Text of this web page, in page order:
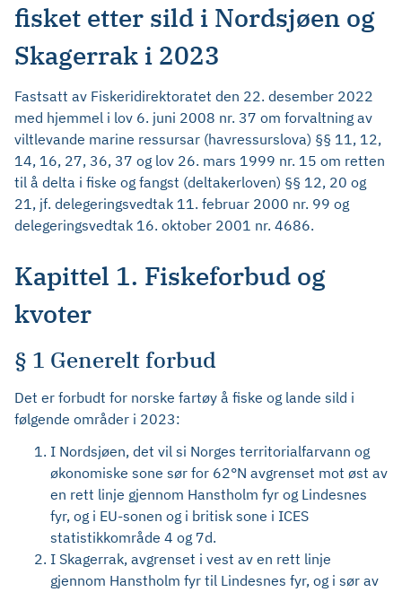
fisket etter sild i Nordsjøen og
Skagerrak i 2023
Fastsatt av Fiskeridirektoratet den 22. desember 2022
med hjemmel i lov 6. juni 2008 nr. 37 om forvaltning av
viltlevande marine ressursar (havressurslova) §§ 11, 12,
14, 16, 27, 36, 37 og lov 26. mars 1999 nr. 15 om retten
til å delta i fiske og fangst (deltakerloven) §§ 12, 20 og
21, jf. delegeringsvedtak 11. februar 2000 nr. 99 og
delegeringsvedtak 16. oktober 2001 nr. 4686.
Kapittel 1. Fiskeforbud og
kvoter
§ 1 Generelt forbud
Det er forbudt for norske fartøy å fiske og lande sild i
følgende områder i 2023:
I Nordsjøen, det vil si Norges territorialfarvann og
økonomiske sone sør for 62°N avgrenset mot øst av
en rett linje gjennom Hanstholm fyr og Lindesnes
fyr, og i EU-sonen og i britisk sone i ICES
statistikkområde 4 og 7d.
I Skagerrak, avgrenset i vest av en rett linje
gjennom Hanstholm fyr til Lindesnes fyr, og i sør av